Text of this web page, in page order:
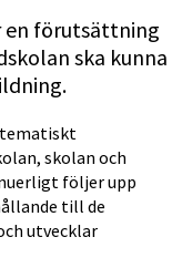
en förutsättning
ska kunna
skolan och
följer upp
till de
utvecklar